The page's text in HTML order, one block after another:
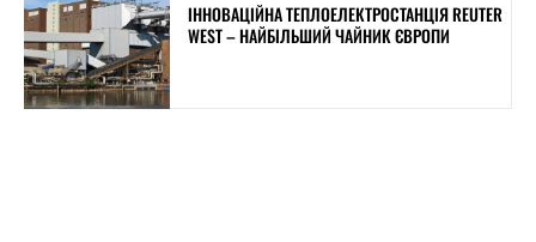
ІННОВАЦІЙНА ТЕПЛОЕЛЕКТРОСТАНЦІЯ REUTER
WEST – НАЙБІЛЬШИЙ ЧАЙНИК ЄВРОПИ